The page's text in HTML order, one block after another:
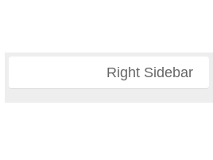
Right Sidebar